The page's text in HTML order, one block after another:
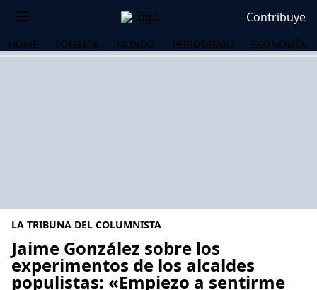
Contribuye
HOME POLÍTICA MUNDO PERIODISMO ECONOMÍA
LA TRIBUNA DEL COLUMNISTA
Jaime González sobre los
experimentos de los alcaldes
populistas: «Empiezo a sentirme